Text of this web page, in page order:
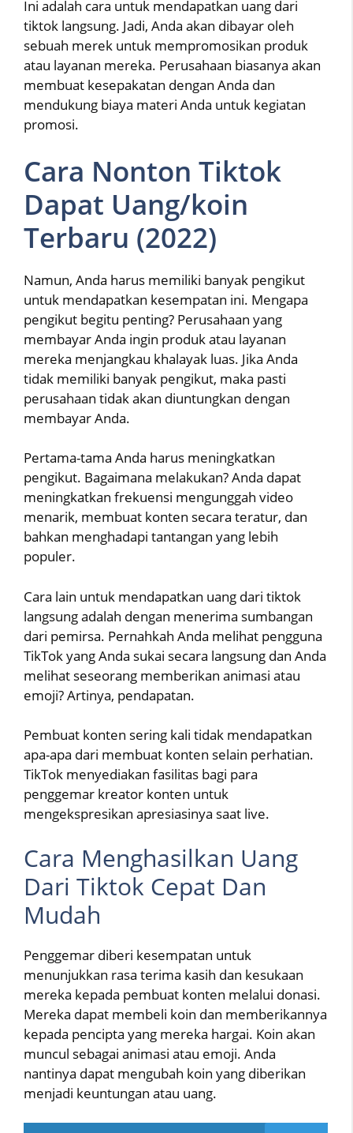
Ini adalah cara untuk mendapatkan uang dari
tiktok langsung. Jadi, Anda akan dibayar oleh
sebuah merek untuk mempromosikan produk
atau layanan mereka. Perusahaan biasanya akan
membuat kesepakatan dengan Anda dan
mendukung biaya materi Anda untuk kegiatan
promosi.
Cara Nonton Tiktok
Dapat Uang/koin
Terbaru (2022)
Namun, Anda harus memiliki banyak pengikut
untuk mendapatkan kesempatan ini. Mengapa
pengikut begitu penting? Perusahaan yang
membayar Anda ingin produk atau layanan
mereka menjangkau khalayak luas. Jika Anda
tidak memiliki banyak pengikut, maka pasti
perusahaan tidak akan diuntungkan dengan
membayar Anda.
Pertama-tama Anda harus meningkatkan
pengikut. Bagaimana melakukan? Anda dapat
meningkatkan frekuensi mengunggah video
menarik, membuat konten secara teratur, dan
bahkan menghadapi tantangan yang lebih
populer.
Cara lain untuk mendapatkan uang dari tiktok
langsung adalah dengan menerima sumbangan
dari pemirsa. Pernahkah Anda melihat pengguna
TikTok yang Anda sukai secara langsung dan Anda
melihat seseorang memberikan animasi atau
emoji? Artinya, pendapatan.
Pembuat konten sering kali tidak mendapatkan
apa-apa dari membuat konten selain perhatian.
TikTok menyediakan fasilitas bagi para
penggemar kreator konten untuk
mengekspresikan apresiasinya saat live.
Cara Menghasilkan Uang
Dari Tiktok Cepat Dan
Mudah
Penggemar diberi kesempatan untuk
menunjukkan rasa terima kasih dan kesukaan
mereka kepada pembuat konten melalui donasi.
Mereka dapat membeli koin dan memberikannya
kepada pencipta yang mereka hargai. Koin akan
muncul sebagai animasi atau emoji. Anda
nantinya dapat mengubah koin yang diberikan
menjadi keuntungan atau uang.